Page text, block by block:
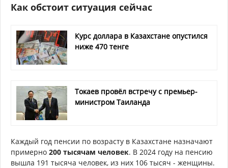
Как обстоит ситуация сейчас
Курс доллара в Казахстане опустился
ниже 470 тенге
Токаев провёл встречу с премьер-
министром Таиланда
Каждый год пенсии по возрасту в Казахстане назначают
примерно 200 тысячам человек. В 2024 году на пенсию
вышла 191 тысяча человек, из них 106 тысяч - женщины.